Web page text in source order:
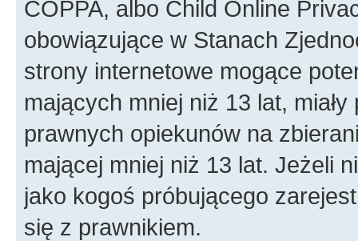
COPPA, albo Child Online
obowiązujące w Stanach
strony internetowe mogące
mających mniej niż 13 lat,
prawnych opiekunów na
mającej mniej niż 13 lat. Jeżeli
jako kogoś próbującego
się z prawnikiem.